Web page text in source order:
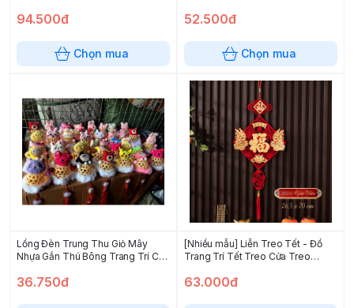
94.500đ
Chọn mua
52.500đ
Chọn mua
Lồng Đèn Trung Thu Giỏ Mây
Nhựa Gắn Thú Bông Trang Trí Có
36.750đ
[Nhiều mẫu] Liễn Treo Tết - Đồ
Trang Trí Tết Treo Cửa Treo
63.000đ